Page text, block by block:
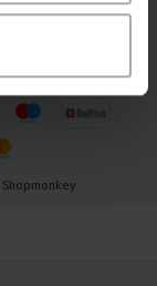
Shopmonkey